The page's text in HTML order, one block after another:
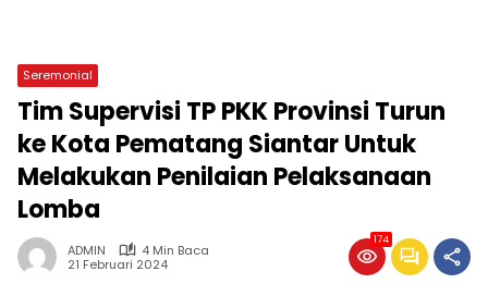
Seremonial
Tim Supervisi TP PKK Provinsi Turun
ke Kota Pematang Siantar Untuk
Melakukan Penilaian Pelaksanaan
Lomba
ADMIN
4 Min Baca
21 Februari 2024
174